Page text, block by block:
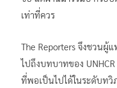
เท่าที่ควร
The Reporters จึงชวนผู้
ไปถึงบทบาทของ
ที่พอเป็นไปได้ในระดับท